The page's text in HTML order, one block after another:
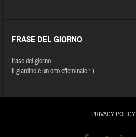
FRASE DEL GIORNO
frase del giorno
Il giardino è un orto effeminato : )
PRIVACY POLICY